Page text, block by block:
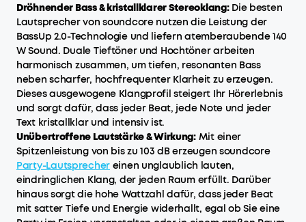
Dröhnender Bass & kristallklarer Stereoklang:Die besten
Lautsprecher von soundcore nutzen die Leistung der
BassUp 2.0-Technologie und liefern atemberaubende 140
W Sound. Duale Tieftöner und Hochtöner arbeiten
harmonisch zusammen, um tiefen, resonanten Bass
neben scharfer, hochfrequenter Klarheit zu erzeugen.
Dieses ausgewogene Klangprofil steigert Ihr Hörerlebnis
und sorgt dafür, dass jeder Beat, jede Note und jeder
Text kristallklar und intensiv ist.
Unübertroffene Lautstärke & Wirkung:Mit einer
Spitzenleistung von bis zu 103 dB erzeugen soundcore
Party-Lautsprechereinen unglaublich lauten,
eindringlichen Klang, der jeden Raum erfüllt. Darüber
hinaus sorgt die hohe Wattzahl dafür, dass jeder Beat
mit satter Tiefe und Energie widerhallt, egal ob Sie eine